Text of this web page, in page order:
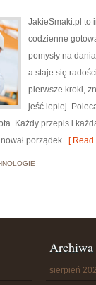
JakieSmaki.pl to
codzienne
pomysły na
a staje się
pierwsze kroki,
jeść lepiej.
Każdy przepis i
porządek. [ Read
Archiwa
sierpień